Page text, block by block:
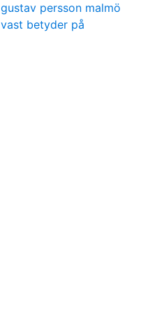
gustav persson malmö
vast betyder på